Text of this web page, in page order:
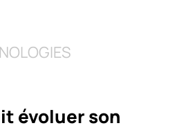
évoluer son